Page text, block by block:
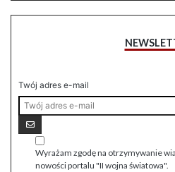
Twój adres e-mail
Wyrażam zgodę na otrzymywanie
nowości portalu "II wojna światowa".